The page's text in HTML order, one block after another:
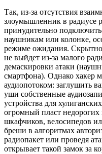
Так, из-за отсутствия
злоумышленник в радиусе
принудительно
наушникам или колонке,
режиме ожидания. Скрытно
не выйдет из-за малого
демаскировки атаки
смартфона). Однако хакер
аудиопотоком: заглушить
уши собственные
устройства для
огромный пласт
шкафчиков, велосипедов
бреши в алгоритмах
радиопакет или проведя
открывает такой замок за